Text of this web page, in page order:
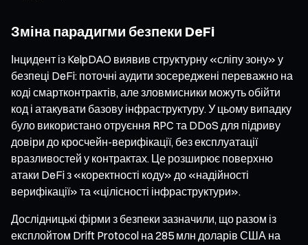
Зміна парадигми безпеки DeFi
Інцидент із KelpDAO виявив структурну «сліпу зону» у
безпеці DeFi: поточні аудити зосереджені переважно на
коді смартконтрактів, але зловмисники можуть обійти
код і атакувати базову інфраструктуру. У цьому випадку
було використано отруєння RPC та DDoS для підриву
довіри до кросчейн-верифікації, без експлуатації
вразливостей у контрактах. Це розширює поверхню
атаки DeFi з «коректності коду» до «надійності
верифікації» та «цілісності інфраструктури».
Дослідницькі фірми з безпеки зазначили, що разом із
експлойтом Drift Protocol на 285 млн доларів США на